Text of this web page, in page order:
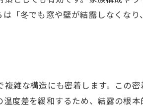
「冬でも窓や壁が結露しなくな
雑な構造にも密着します。この
度差を緩和するため、結露の根本